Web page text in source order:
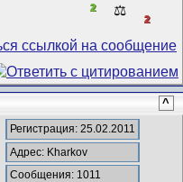
2 ⚖️
2
^
Регистрация: 25.02.2011
Адрес: Kharkov
Сообщения: 1011